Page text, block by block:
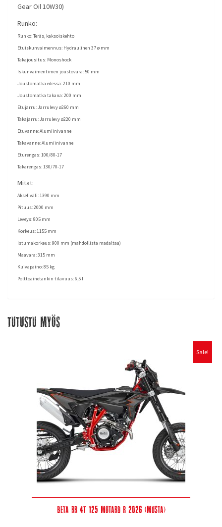
Gear Oil 10W30)
Runko:
Runko: Teräs, kaksoiskehto
Etuiskunvaimennus: Hydraulinen 37 ø mm
Takajousitus: Monoshock
Iskunvaimentimen joustovara:50 mm
Joustomatka edessä:210 mm
Joustomatka takana:200 mm
Etujarru:Jarrulevy ø260 mm
Takajarru:Jarrulevy ø220 mm
Etuvanne:Alumiinivanne
Takavanne:Alumiinivanne
Eturengas:100/80-17
Takarengas:130/70-17
Mitat:
Akseliväli:1390 mm
Pituus:2000 mm
Leveys:805 mm
Korkeus:1155 mm
Istumakorkeus:900 mm (mahdollista madaltaa)
Maavara:315 mm
Kuivapaino:85 kg
Polttoainetankin tilavuus:6,5 l
Tutustu myös
Sale!
Beta RR 4T 125 Motard R 2026 (musta)